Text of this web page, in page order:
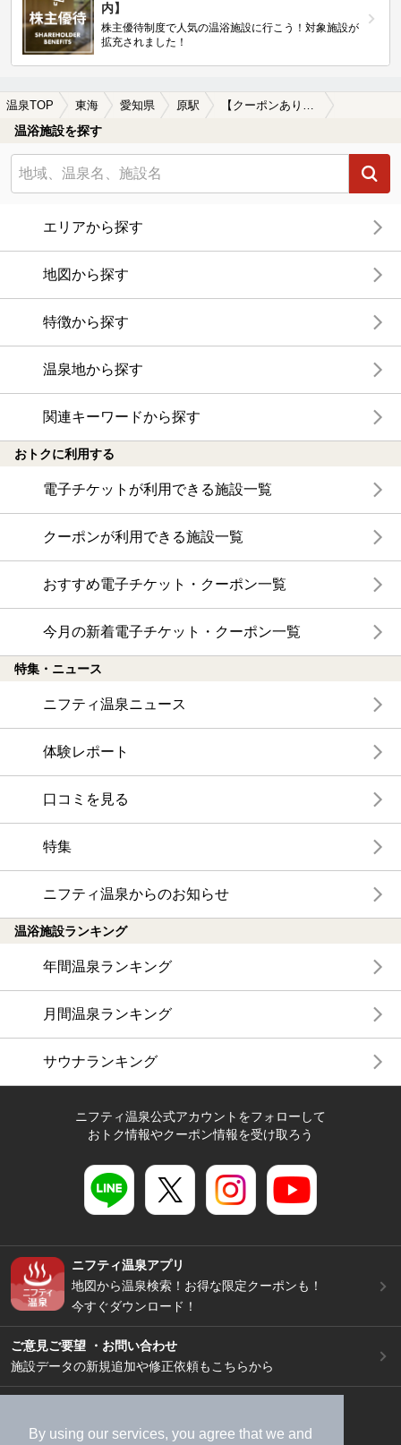
By using our services, you agree that we and
内】
株主優待制度で人気の温浴施設に行こう！対象施設が
拡充されました！
温泉TOP 東海 愛知県 原駅 【クーポンあり】子連れOKな原駅近くの温泉、日帰り温泉、スーパー銭湯おすすめ
温浴施設を探す
エリアから探す
地図から探す
特徴から探す
温泉地から探す
関連キーワードから探す
おトクに利用する
電子チケットが利用できる施設一覧
クーポンが利用できる施設一覧
おすすめ電子チケット・クーポン一覧
今月の新着電子チケット・クーポン一覧
特集・ニュース
ニフティ温泉ニュース
体験レポート
口コミを見る
特集
ニフティ温泉からのお知らせ
温浴施設ランキング
年間温泉ランキング
月間温泉ランキング
サウナランキング
ニフティ温泉公式アカウントをフォローして
おトク情報やクーポン情報を受け取ろう
ニフティ温泉アプリ
地図から温泉検索！お得な限定クーポンも！
今すぐダウンロード！
ご意見ご要望 ・お問い合わせ
施設データの新規追加や修正依頼もこちらから
加盟店募集（資料請求）
広告出稿のご案内